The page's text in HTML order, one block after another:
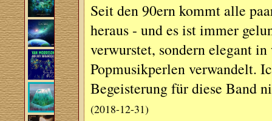
Seit den 90ern kommt alle
heraus - und es ist immer
verwurstet, sondern elegant
Popmusikperlen verwandelt.
Begeisterung für diese Band
(2018-12-31)